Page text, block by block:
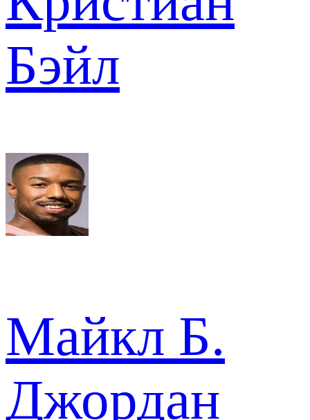
Бэйл
Майкл Б.
Джордан